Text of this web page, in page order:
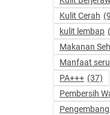
Kulit Cerah
kulit lembap
Makanan
Manfaat
PA+++ (37)
Pembersih